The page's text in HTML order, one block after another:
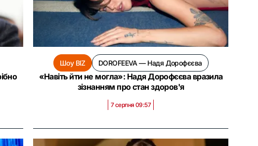
Шоу BIZ DOROFEEVA — Надя Дорофєєва
«Навіть йти не могла»: Надя Дорофєєва вразила
зізнанням про стан здоров'я
7 серпня 09:57